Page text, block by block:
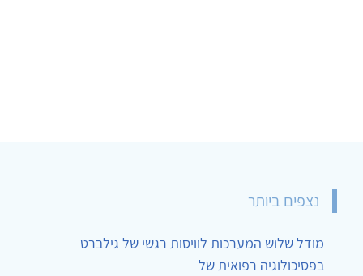
נצפים ביותר
מודל שלוש המערכות לוויסות רגשי של גילברט
בפסיכולוגיה רפואית של